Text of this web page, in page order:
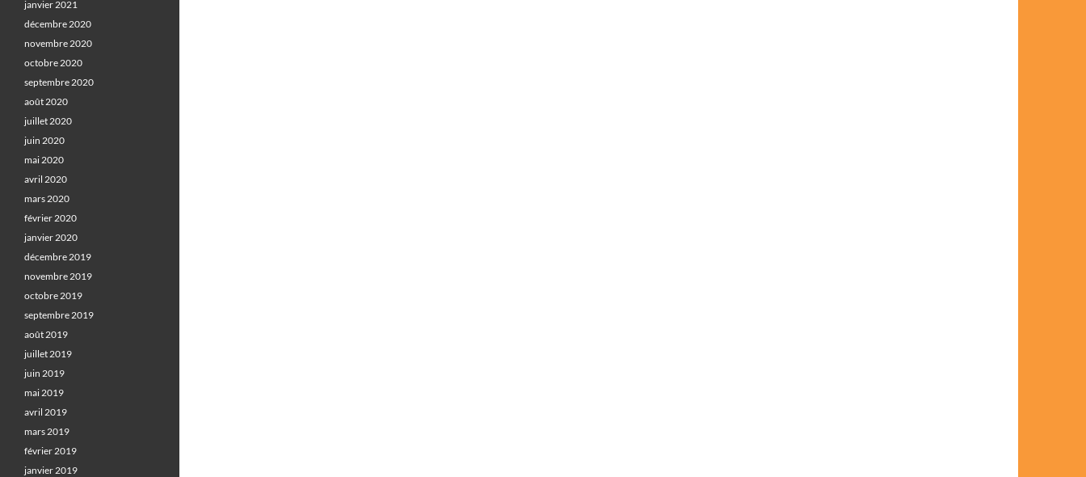
janvier 2021
décembre 2020
novembre 2020
octobre 2020
septembre 2020
août 2020
juillet 2020
juin 2020
mai 2020
avril 2020
mars 2020
février 2020
janvier 2020
décembre 2019
novembre 2019
octobre 2019
septembre 2019
août 2019
juillet 2019
juin 2019
mai 2019
avril 2019
mars 2019
février 2019
janvier 2019